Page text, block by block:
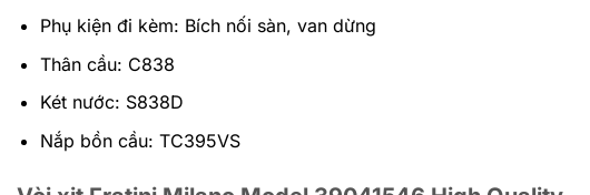
Phụ kiện đi kèm: Bích nối sàn, van dừng
Thân cầu: C838
Két nước: S838D
Nắp bồn cầu: TC395VS